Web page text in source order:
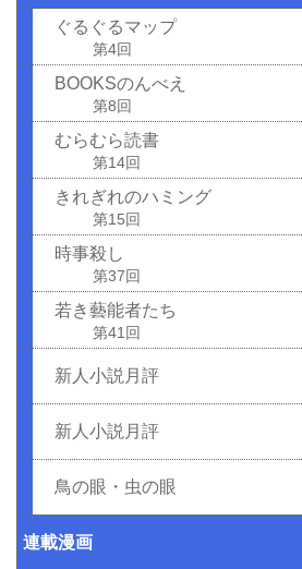
ぐるぐるマップ
第4回
BOOKSのんべえ
第8回
むらむら読書
第14回
きれぎれのハミング
第15回
時事殺し
第37回
若き藝能者たち
第41回
新人小説月評
新人小説月評
鳥の眼・虫の眼
連載漫画